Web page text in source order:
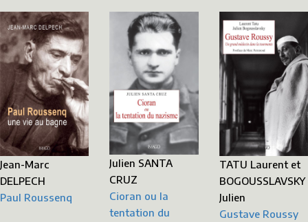
Jean-Marc
DELPECH
Paul Roussenq
Julien SANTA
CRUZ
Cioran ou la
tentation du
TATU Laurent et
BOGOUSSLAVSKY
Julien
Gustave Roussy